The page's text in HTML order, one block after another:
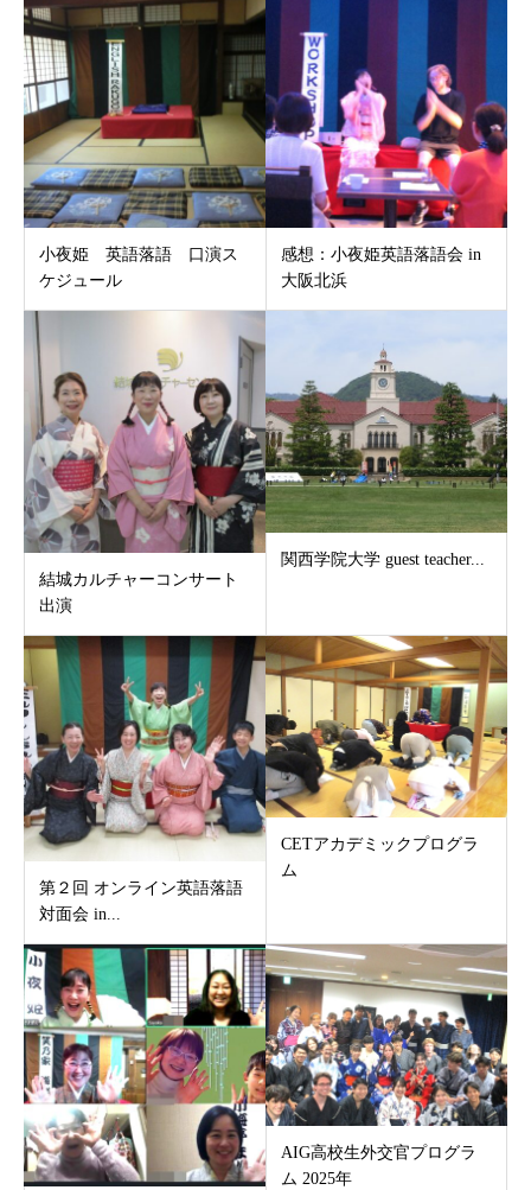
小夜姫 英語落語 口演ス
ケジュール
感想：小夜姫英語落語会 in
大阪北浜
結城カルチャーコンサート
出演
関西学院大学 guest teacher...
第２回 オンライン英語落語
対面会 in...
CETアカデミックプログラ
ム
AIG高校生外交官プログラ
ム 2025年